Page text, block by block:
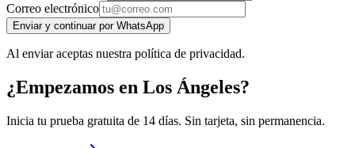
Correo electrónico
Enviar y continuar por WhatsApp
Al enviar aceptas nuestra política de privacidad.
¿Empezamos en Los Ángeles?
Inicia tu prueba gratuita de 14 días. Sin tarjeta, sin permanencia.